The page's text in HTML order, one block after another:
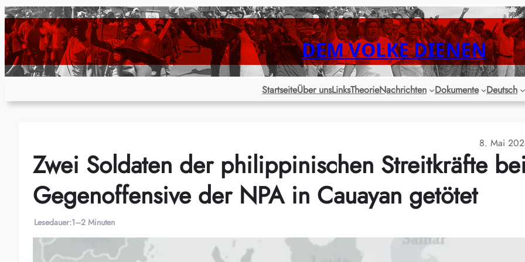
Zum
Inhalt
springen
DEM VOLKE DIENEN
StartseiteÜber unsLinksTheorieNachrichten Dokumente Deutsch
8. Mai
Zwei Soldaten der philippinischen Streitkräfte bei
Gegenoffensive der NPA in Cauayan getötet
Lesedauer:1–2 Minuten